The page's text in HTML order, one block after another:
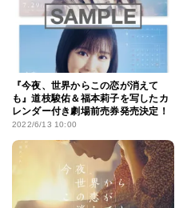
『今夜、世界からこの恋が消えて
も』道枝駿佑＆福本莉子を写したカ
レンダー付き劇場前売券発売決定！
2022/6/13 10:00